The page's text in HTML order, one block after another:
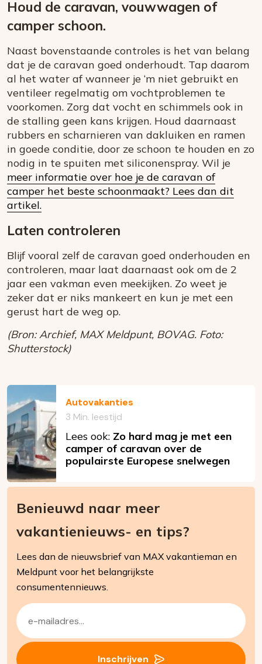
Houd de caravan, vouwwagen of
camper schoon.
Naast bovenstaande controles is het van belang
dat je de caravan goed onderhoudt. Tap daarom
al het water af wanneer je ‘m niet gebruikt en
ventileer regelmatig om vochtproblemen te
voorkomen. Zorg dat vocht en schimmels ook in
de stalling geen kans krijgen. Houd daarnaast
rubbers en scharnieren van dakluiken en ramen
in goede conditie, door ze schoon te houden en zo
nodig in te spuiten met siliconenspray. Wil je
meer informatie over hoe je de caravan of
camper het beste schoonmaakt? Lees dan dit
artikel.
Laten controleren
Blijf vooral zelf de caravan goed onderhouden en
controleren, maar laat daarnaast ook om de 2
jaar een vakman even meekijken. Zo weet je
zeker dat er niks mankeert en kun je met een
gerust hart de weg op.
(Bron: Archief, MAX Meldpunt, BOVAG. Foto:
Shutterstock)
Autovakanties
3 Min. leestijd
Lees ook: Zo hard mag je met een
camper of caravan over de
populairste Europese snelwegen
Benieuwd naar meer
vakantienieuws- en tips?
Lees dan de nieuwsbrief van MAX vakantieman en
Meldpunt voor het belangrijkste
consumentennieuws.
E-
mailadres
(Vereist)
Inschrijven